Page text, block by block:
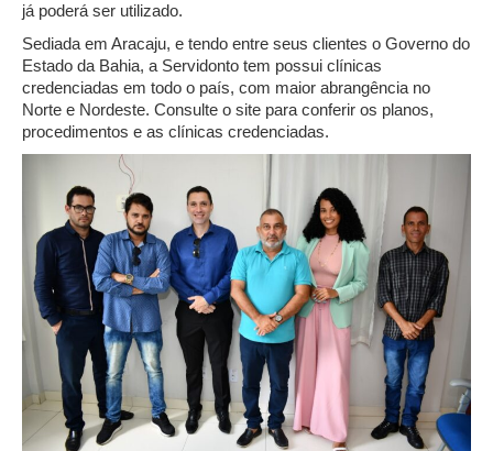
já poderá ser utilizado.
Sediada em Aracaju, e tendo entre seus clientes o Governo do
Estado da Bahia, a Servidonto tem possui clínicas
credenciadas em todo o país, com maior abrangência no
Norte e Nordeste. Consulte o site para conferir os planos,
procedimentos e as clínicas credenciadas.